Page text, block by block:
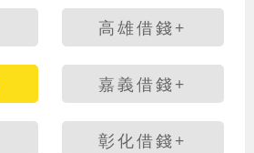
高雄借錢+
嘉義借錢+
彰化借錢+